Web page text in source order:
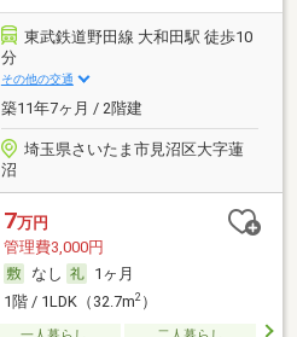
東武鉄道野田線 大和田駅 徒歩10
分
その他の交通
築11年7ヶ月 / 2階建
埼玉県さいたま市見沼区大字蓮
沼
7万円
管理費3,000円
なし
1ヶ月
1階 / 1LDK（32.7m2）